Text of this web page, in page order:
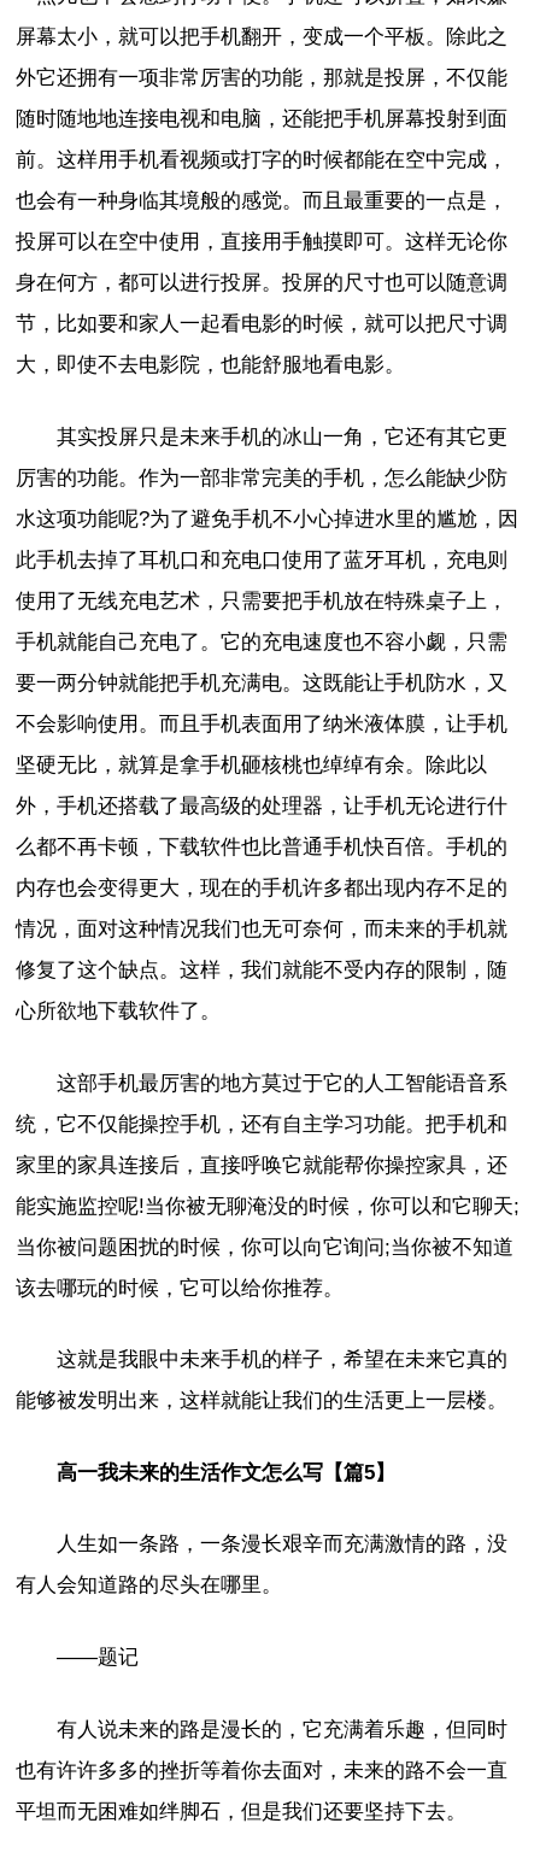
屏幕太小，就可以把手机翻开，变成一个平板。除此之
外它还拥有一项非常厉害的功能，那就是投屏，不仅能
随时随地地连接电视和电脑，还能把手机屏幕投射到面
前。这样用手机看视频或打字的时候都能在空中完成，
也会有一种身临其境般的感觉。而且最重要的一点是，
投屏可以在空中使用，直接用手触摸即可。这样无论你
身在何方，都可以进行投屏。投屏的尺寸也可以随意调
节，比如要和家人一起看电影的时候，就可以把尺寸调
大，即使不去电影院，也能舒服地看电影。
其实投屏只是未来手机的冰山一角，它还有其它更
厉害的功能。作为一部非常完美的手机，怎么能缺少防
水这项功能呢?为了避免手机不小心掉进水里的尴尬，因
此手机去掉了耳机口和充电口使用了蓝牙耳机，充电则
使用了无线充电艺术，只需要把手机放在特殊桌子上，
手机就能自己充电了。它的充电速度也不容小觑，只需
要一两分钟就能把手机充满电。这既能让手机防水，又
不会影响使用。而且手机表面用了纳米液体膜，让手机
坚硬无比，就算是拿手机砸核桃也绰绰有余。除此以
外，手机还搭载了最高级的处理器，让手机无论进行什
么都不再卡顿，下载软件也比普通手机快百倍。手机的
内存也会变得更大，现在的手机许多都出现内存不足的
情况，面对这种情况我们也无可奈何，而未来的手机就
修复了这个缺点。这样，我们就能不受内存的限制，随
心所欲地下载软件了。
这部手机最厉害的地方莫过于它的人工智能语音系
统，它不仅能操控手机，还有自主学习功能。把手机和
家里的家具连接后，直接呼唤它就能帮你操控家具，还
能实施监控呢!当你被无聊淹没的时候，你可以和它聊天;
当你被问题困扰的时候，你可以向它询问;当你被不知道
该去哪玩的时候，它可以给你推荐。
这就是我眼中未来手机的样子，希望在未来它真的
能够被发明出来，这样就能让我们的生活更上一层楼。
高一我未来的生活作文怎么写【篇5】
人生如一条路，一条漫长艰辛而充满激情的路，没
有人会知道路的尽头在哪里。
——题记
有人说未来的路是漫长的，它充满着乐趣，但同时
也有许许多多的挫折等着你去面对，未来的路不会一直
平坦而无困难如绊脚石，但是我们还要坚持下去。